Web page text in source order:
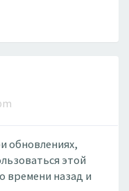
обновлениях,
этой
времени назад и